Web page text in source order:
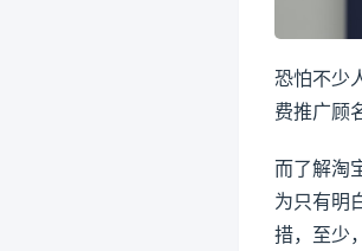
恐怕不少
费推广顾
而了解淘
为只有明
措，至少